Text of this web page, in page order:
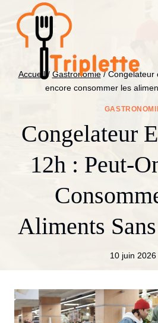
contenu
Accueil / Gastronomie / Congelateur
encore consommer les
Congelateur
12h : Peut-
Aliments
10 juin 2026